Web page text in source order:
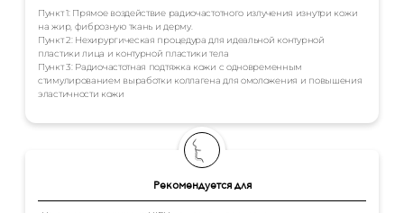
Рекомендуется для
Пункт 1: Прямое воздействие радиочастотного излучения изнутри кожи
на жир, фиброзную ткань и дерму.
Пункт 2: Нехирургическая процедура для идеальной контурной
пластики лица и контурной пластики тела
Пункт 3: Радиочастотная подтяжка кожи с одновременным
стимулированием выработки коллагена для омоложения и повышения
эластичности кожи